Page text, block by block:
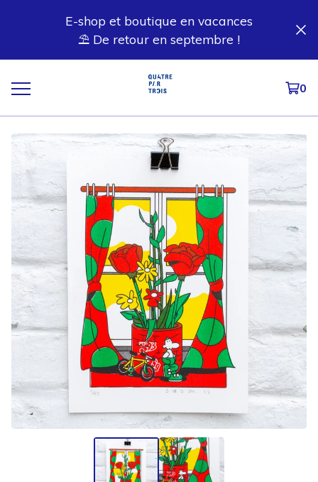
E-shop et boutique en vacances
⛱️ De retour en septembre !
0